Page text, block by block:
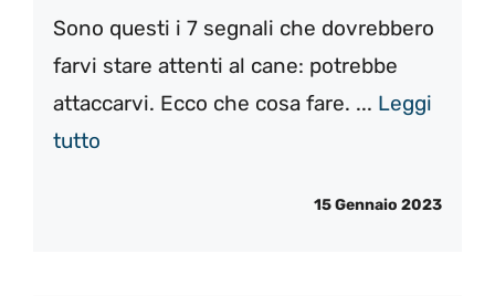
Sono questi i 7 segnali che dovrebbero
farvi stare attenti al cane: potrebbe
attaccarvi. Ecco che cosa fare. ... Leggi
tutto
15 Gennaio 2023